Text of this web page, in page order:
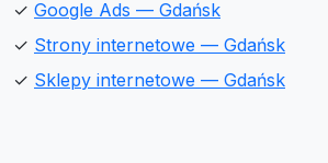
✓ Google Ads — Gdańsk
✓ Strony internetowe — Gdańsk
✓ Sklepy internetowe — Gdańsk